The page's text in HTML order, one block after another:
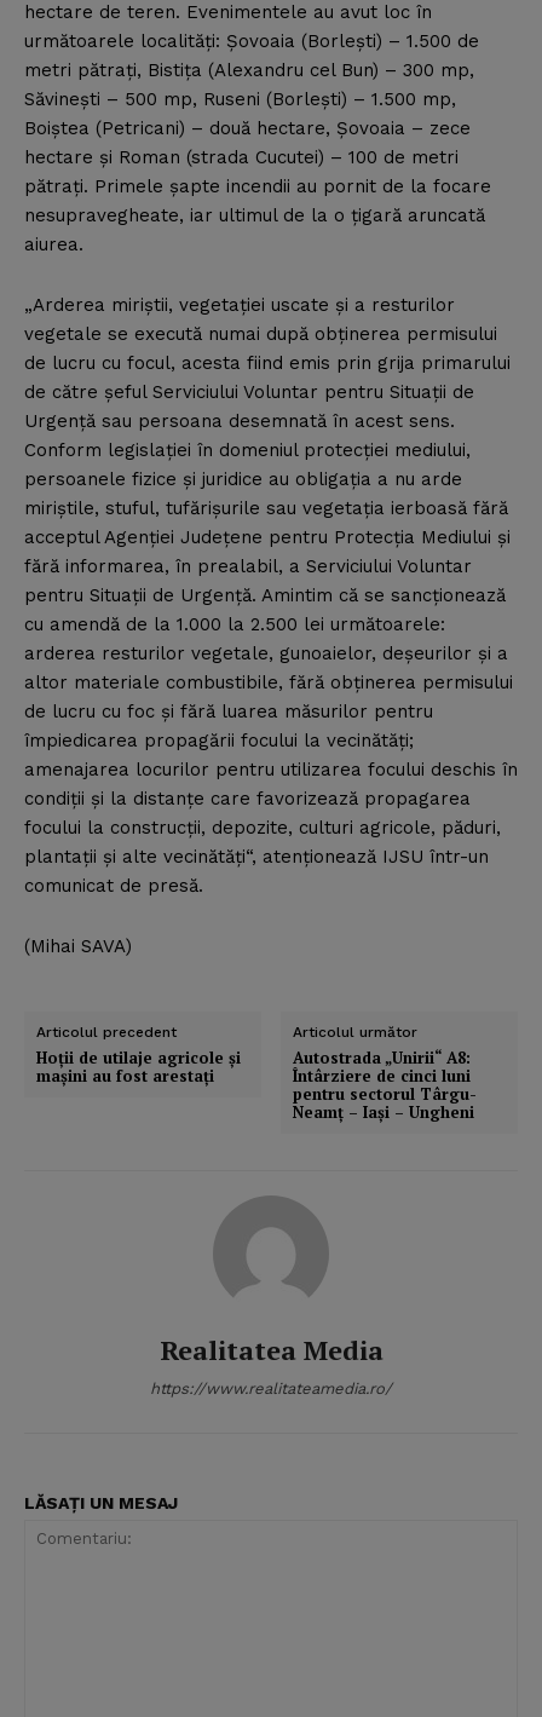
hectare de teren. Evenimentele au avut loc în
următoarele localităţi: Şovoaia (Borleşti) – 1.500 de
metri pătraţi, Bistiţa (Alexandru cel Bun) – 300 mp,
Săvineşti – 500 mp, Ruseni (Borleşti) – 1.500 mp,
Boiştea (Petricani) – două hectare, Şovoaia – zece
hectare şi Roman (strada Cucutei) – 100 de metri
pătraţi. Primele şapte incendii au pornit de la focare
nesupravegheate, iar ultimul de la o ţigară aruncată
aiurea.
„Arderea miriştii, vegetaţiei uscate şi a resturilor
vegetale se execută numai după obţinerea permisului
de lucru cu focul, acesta fiind emis prin grija primarului
de către şeful Serviciului Voluntar pentru Situaţii de
Urgenţă sau persoana desemnată în acest sens.
Conform legislaţiei în domeniul protecţiei mediului,
persoanele fizice şi juridice au obligaţia a nu arde
miriştile, stuful, tufărişurile sau vegetaţia ierboasă fără
acceptul Agenţiei Judeţene pentru Protecţia Mediului şi
fără informarea, în prealabil, a Serviciului Voluntar
pentru Situaţii de Urgenţă. Amintim că se sancţionează
cu amendă de la 1.000 la 2.500 lei următoarele:
arderea resturilor vegetale, gunoaielor, deşeurilor şi a
altor materiale combustibile, fără obţinerea permisului
de lucru cu foc şi fără luarea măsurilor pentru
împiedicarea propagării focului la vecinătăţi;
amenajarea locurilor pentru utilizarea focului deschis în
condiţii şi la distanţe care favorizează propagarea
focului la construcţii, depozite, culturi agricole, păduri,
plantaţii şi alte vecinătăţi“, atenţionează IJSU într-un
comunicat de presă.
(Mihai SAVA)
Articolul precedent
Hoţii de utilaje agricole şi
maşini au fost arestaţi
Articolul următor
Autostrada „Unirii“ A8:
Întârziere de cinci luni
pentru sectorul Târgu-
Neamţ – Iaşi – Ungheni
Realitatea Media
https://www.realitateamedia.ro/
LĂSAȚI UN MESAJ